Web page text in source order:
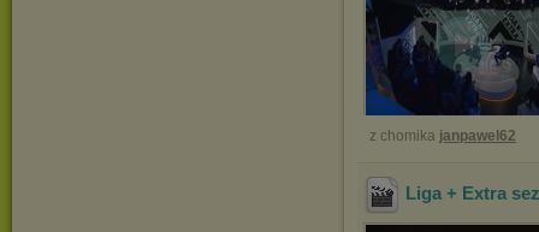
z chomika janpawel62
Liga + Extra